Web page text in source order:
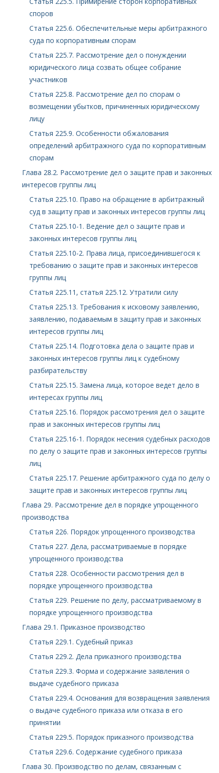
споров
Статья 225.6. Обеспечительные меры арбитражного
суда по корпоративным спорам
Статья 225.7. Рассмотрение дел о понуждении
юридического лица созвать общее собрание
участников
Статья 225.8. Рассмотрение дел по спорам о
возмещении убытков, причиненных юридическому
лицу
Статья 225.9. Особенности обжалования
определений арбитражного суда по корпоративным
спорам
Глава 28.2. Рассмотрение дел о защите прав и законных
интересов группы лиц
Статья 225.10. Право на обращение в арбитражный
суд в защиту прав и законных интересов группы лиц
Статья 225.10-1. Ведение дел о защите прав и
законных интересов группы лиц
Статья 225.10-2. Права лица, присоединившегося к
требованию о защите прав и законных интересов
группы лиц
Статья 225.11, статья 225.12. Утратили силу
Статья 225.13. Требования к исковому заявлению,
заявлению, подаваемым в защиту прав и законных
интересов группы лиц
Статья 225.14. Подготовка дела о защите прав и
законных интересов группы лиц к судебному
разбирательству
Статья 225.15. Замена лица, которое ведет дело в
интересах группы лиц
Статья 225.16. Порядок рассмотрения дел о защите
прав и законных интересов группы лиц
Статья 225.16-1. Порядок несения судебных расходов
по делу о защите прав и законных интересов группы
лиц
Статья 225.17. Решение арбитражного суда по делу о
защите прав и законных интересов группы лиц
Глава 29. Рассмотрение дел в порядке упрощенного
производства
Статья 226. Порядок упрощенного производства
Статья 227. Дела, рассматриваемые в порядке
упрощенного производства
Статья 228. Особенности рассмотрения дел в
порядке упрощенного производства
Статья 229. Решение по делу, рассматриваемому в
порядке упрощенного производства
Глава 29.1. Приказное производство
Статья 229.1. Судебный приказ
Статья 229.2. Дела приказного производства
Статья 229.3. Форма и содержание заявления о
выдаче судебного приказа
Статья 229.4. Основания для возвращения заявления
о выдаче судебного приказа или отказа в его
принятии
Статья 229.5. Порядок приказного производства
Статья 229.6. Содержание судебного приказа
Глава 30. Производство по делам, связанным с